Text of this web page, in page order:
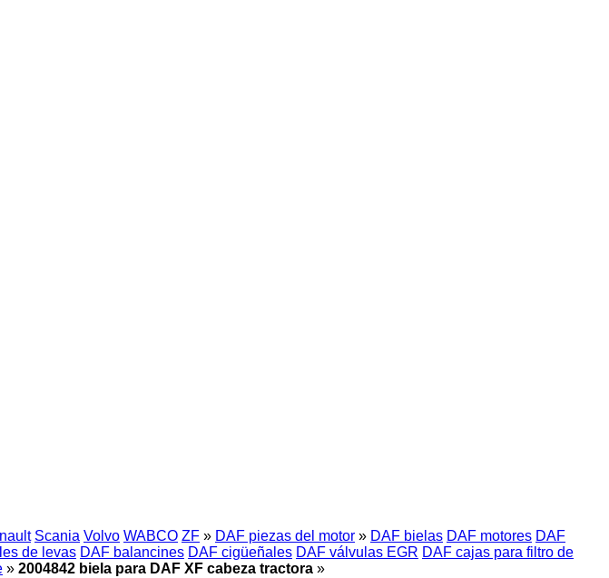
Scania Volvo WABCO ZF » DAF piezas del motor » DAF bielas DAF motores DAF
de levas DAF balancines DAF cigüeñales DAF válvulas EGR DAF cajas para filtro de
» 2004842 biela para DAF XF cabeza tractora »